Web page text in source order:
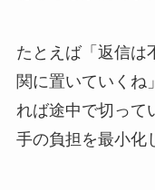
たとえば「返信は
関に置いていくね
れば途中で切って
手の負担を最小化